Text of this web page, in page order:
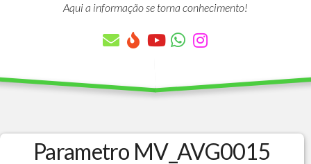
Aqui a informação se torna conhecimento!
Parametro MV_AVG0015